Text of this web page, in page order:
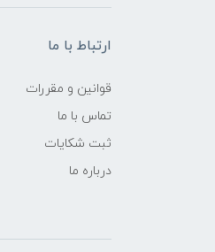
ارتباط با ما
قوانین و مقررات
تماس با ما
ثبت شکایات
درباره ما